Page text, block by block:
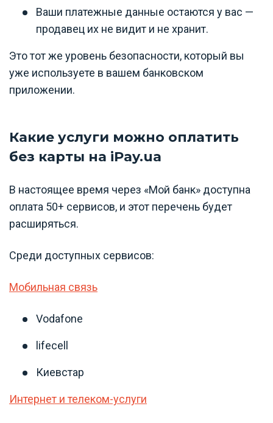
Ваши платежные данные остаются у вас —
продавец их не видит и не хранит.
Это тот же уровень безопасности, который вы
уже используете в вашем банковском
приложении.
Какие услуги можно оплатить
без карты на iPay.ua
В настоящее время через «Мой банк» доступна
оплата 50+ сервисов, и этот перечень будет
расширяться.
Среди доступных сервисов:
Мобильная связь
Vodafone
lifecell
Киевстар
Интернет и телеком-услуги